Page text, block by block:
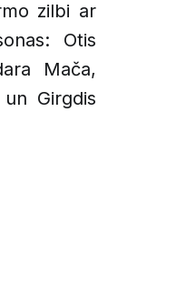
zilbi ar
Otis
Mača,
Girgdis